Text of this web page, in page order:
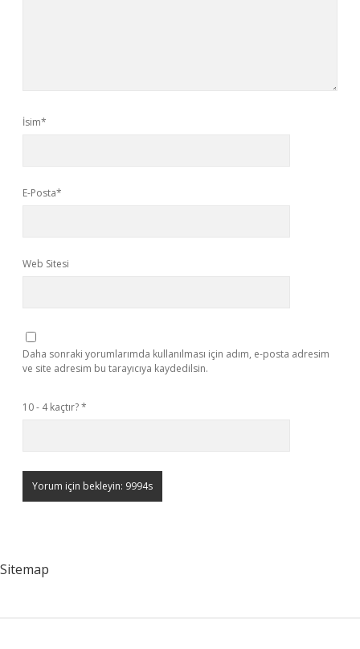
İsim*
E-Posta*
Web Sitesi
Daha sonraki yorumlarımda kullanılması için adım, e-posta adresim
ve site adresim bu tarayıcıya kaydedilsin.
10 - 4 kaçtır?*
Sitemap